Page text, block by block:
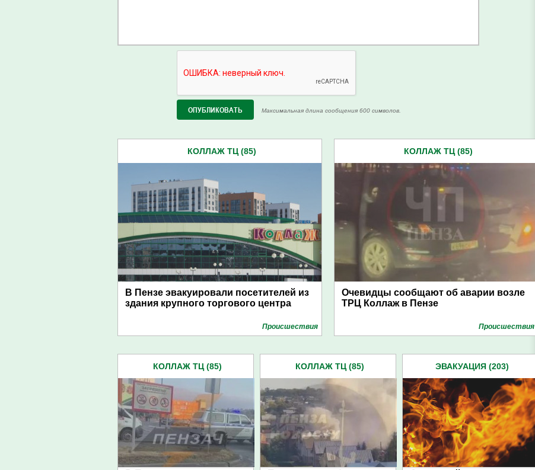
Максимальная длина сообщения 600 символов.
КОЛЛАЖ ТЦ (85)
В Пензе эвакуировали посетителей из
здания крупного торгового центра
Проиcшествия
КОЛЛАЖ ТЦ (85)
Очевидцы сообщают об аварии возле
ТРЦ Коллаж в Пензе
Проиcшествия
КОЛЛАЖ ТЦ (85) КОЛЛАЖ ТЦ (85) ЭВАКУАЦИЯ (203)